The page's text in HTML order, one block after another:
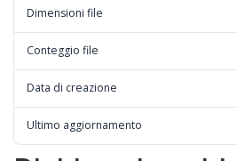
Dimensioni file
Conteggio file
Data di creazione
Ultimo aggiornamento